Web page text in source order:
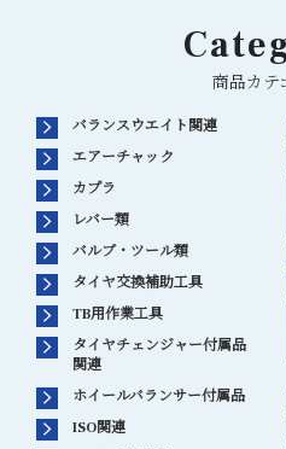
商品カテ
バランスウエイト関連
エアーチャック
カプラ
レバー類
バルブ・ツール類
タイヤ交換補助工具
TB用作業工具
タイヤチェンジャー付属品
関連
ホイールバランサー付属品
ISO関連